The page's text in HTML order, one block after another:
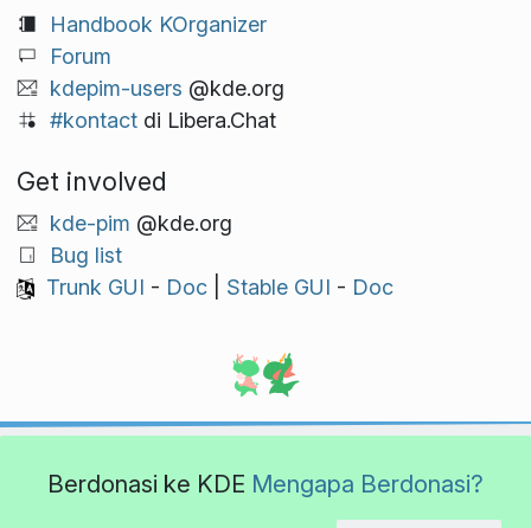
Handbook KOrganizer
Forum
kdepim-users @kde.org
#kontactdi Libera.Chat
Get involved
kde-pim @kde.org
Bug list
Trunk GUI - Doc| Stable GUI - Doc
Berdonasi ke KDE Mengapa Berdonasi?